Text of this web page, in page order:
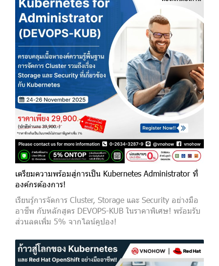
เตรียมความพร้อมสู่การเป็น Kubernetes Administrator ที่
องค์กรต้องการ!
เรียนรู้การจัดการ Cluster, Storage และ Security อย่างมือ
อาชีพ กับหลักสูตร DEVOPS-KUB ในราคาพิเศษ! พร้อมรับ
ส่วนลดเพิ่ม 5% จากไลน์คูปอง!